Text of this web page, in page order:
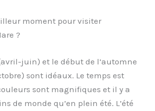
moment pour visiter
?
juin) et le début de l’automne
sont idéaux. Le temps est
sont magnifiques et il y a
de monde qu’en plein été. L’été